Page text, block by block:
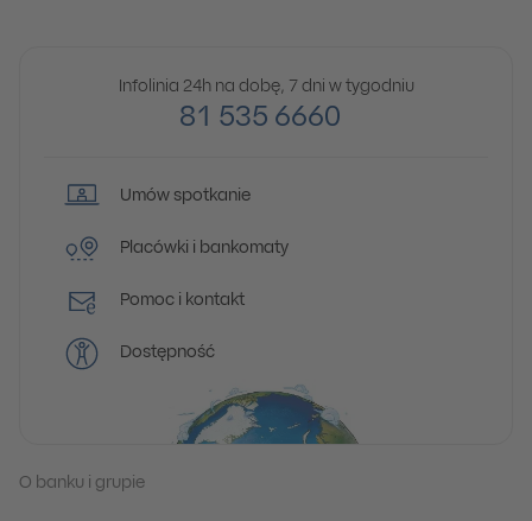
Infolinia 24h na dobę, 7 dni w tygodniu
81 535 6660
Umów spotkanie
Placówki i bankomaty
Pomoc i kontakt
Dostępność
O banku i grupie